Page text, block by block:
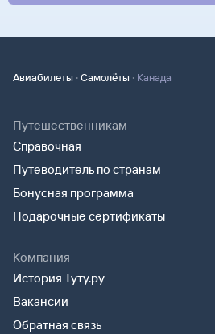
Авиабилеты ·Самолёты · Канада
Путешественникам
Справочная
Путеводитель по странам
Бонусная программа
Подарочные сертификаты
Компания
История Туту.ру
Вакансии
Обратная связь